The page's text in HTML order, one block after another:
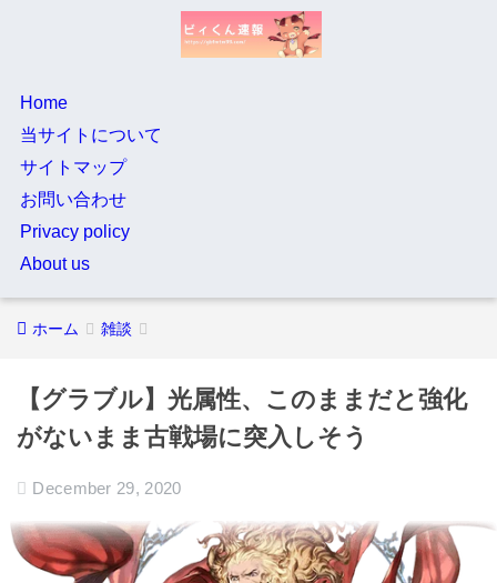
Home
当サイトについて
サイトマップ
お問い合わせ
Privacy policy
About us
ホーム 雑談
【グラブル】光属性、このままだと強化
がないまま古戦場に突入しそう
December 29, 2020